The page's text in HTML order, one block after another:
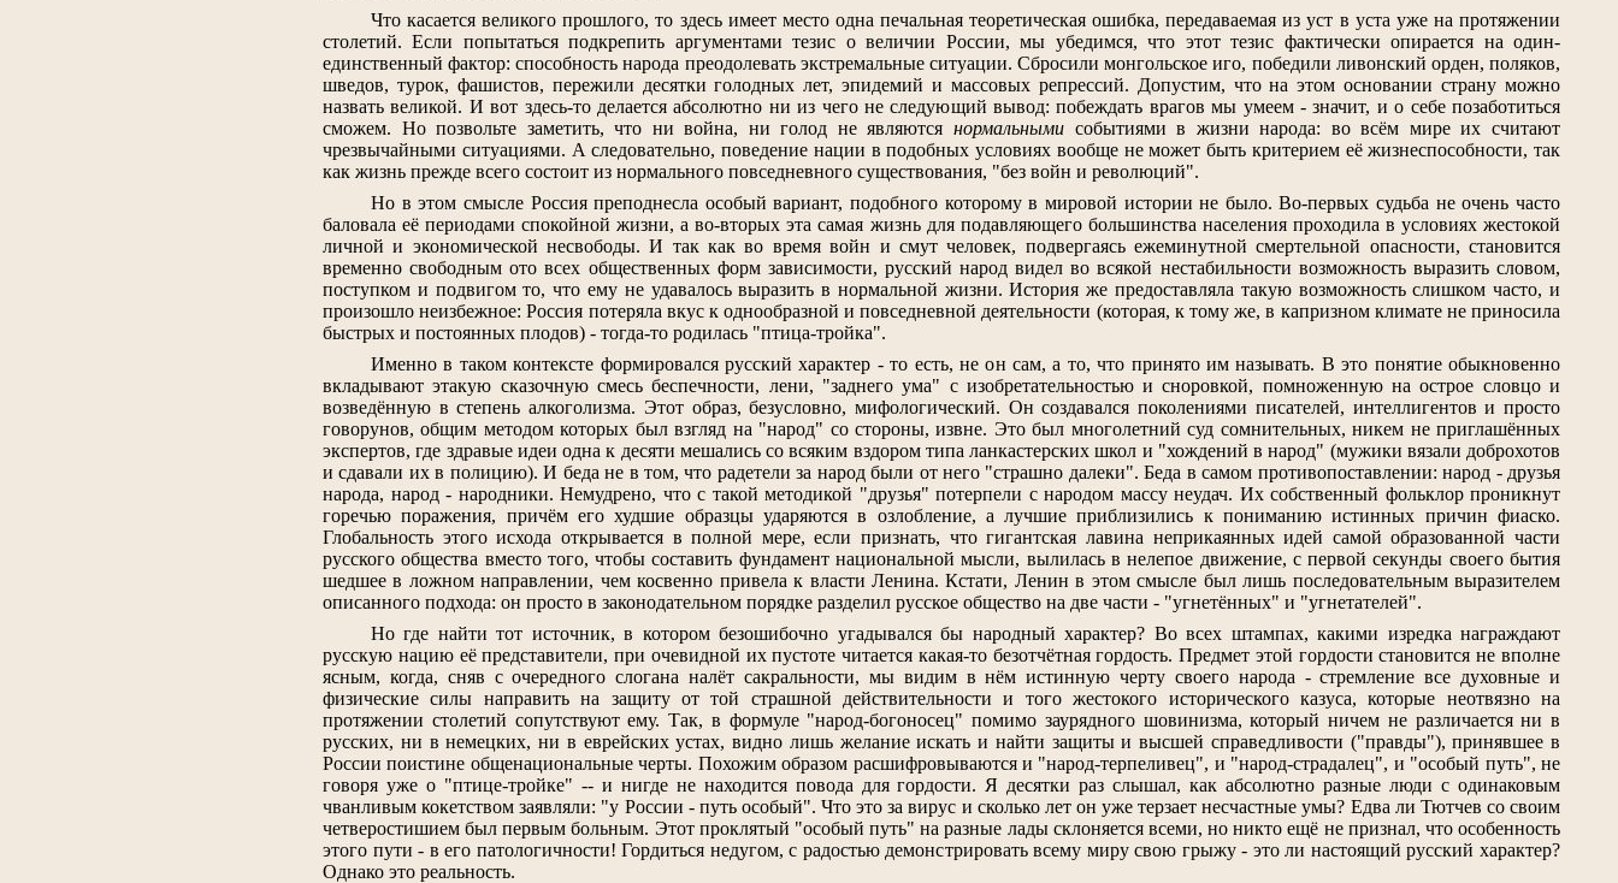
Что касается великого прошлого, то здесь имеет место одна печальная теоретическая ошибка, передаваемая из уст в уста уже на протяжении
столетий. Если попытаться подкрепить аргументами тезис о величии России, мы убедимся, что этот тезис фактически опирается на один-
единственный фактор: способность народа преодолевать экстремальные ситуации. Сбросили монгольское иго, победили ливонский орден, поляков,
шведов, турок, фашистов, пережили десятки голодных лет, эпидемий и массовых репрессий. Допустим, что на этом основании страну можно
назвать великой. И вот здесь-то делается абсолютно ни из чего не следующий вывод: побеждать врагов мы умеем - значит, и о себе позаботиться
сможем. Но позвольте заметить, что ни война, ни голод не являютсянормальными событиями в жизни народа: во всём мире их считают
чрезвычайными ситуациями. А следовательно, поведение нации в подобных условиях вообще не может быть критерием её жизнеспособности, так
как жизнь прежде всего состоит из нормального повседневного существования, "без войн и революций".
Но в этом смысле Россия преподнесла особый вариант, подобного которому в мировой истории не было. Во-первых судьба не очень часто
баловала её периодами спокойной жизни, а во-вторых эта самая жизнь для подавляющего большинства населения проходила в условиях жестокой
личной и экономической несвободы. И так как во время войн и смут человек, подвергаясь ежеминутной смертельной опасности, становится
временно свободным ото всех общественных форм зависимости, русский народ видел во всякой нестабильности возможность выразить словом,
поступком и подвигом то, что ему не удавалось выразить в нормальной жизни. История же предоставляла такую возможность слишком часто, и
произошло неизбежное: Россия потеряла вкус к однообразной и повседневной деятельности (которая, к тому же, в капризном климате не приносила
быстрых и постоянных плодов) - тогда-то родилась "птица-тройка".
Именно в таком контексте формировался русский характер - то есть, не он сам, а то, что принято им называть. В это понятие обыкновенно
вкладывают этакую сказочную смесь беспечности, лени, "заднего ума" с изобретательностью и сноровкой, помноженную на острое словцо и
возведённую в степень алкоголизма. Этот образ, безусловно, мифологический. Он создавался поколениями писателей, интеллигентов и просто
говорунов, общим методом которых был взгляд на "народ" со стороны, извне. Это был многолетний суд сомнительных, никем не приглашённых
экспертов, где здравые идеи одна к десяти мешались со всяким вздором типа ланкастерских школ и "хождений в народ" (мужики вязали доброхотов
и сдавали их в полицию). И беда не в том, что радетели за народ были от него "страшно далеки". Беда в самом противопоставлении: народ - друзья
народа, народ - народники. Немудрено, что с такой методикой "друзья" потерпели с народом массу неудач. Их собственный фольклор проникнут
горечью поражения, причём его худшие образцы ударяются в озлобление, а лучшие приблизились к пониманию истинных причин фиаско.
Глобальность этого исхода открывается в полной мере, если признать, что гигантская лавина неприкаянных идей самой образованной части
русского общества вместо того, чтобы составить фундамент национальной мысли, вылилась в нелепое движение, с первой секунды своего бытия
шедшее в ложном направлении, чем косвенно привела к власти Ленина. Кстати, Ленин в этом смысле был лишь последовательным выразителем
описанного подхода: он просто в законодательном порядке разделил русское общество на две части - "угнетённых" и "угнетателей".
Но где найти тот источник, в котором безошибочно угадывался бы народный характер? Во всех штампах, какими изредка награждают
русскую нацию её представители, при очевидной их пустоте читается какая-то безотчётная гордость. Предмет этой гордости становится не вполне
ясным, когда, сняв с очередного слогана налёт сакральности, мы видим в нём истинную черту своего народа - стремление все духовные и
физические силы направить на защиту от той страшной действительности и того жестокого исторического казуса, которые неотвязно на
протяжении столетий сопутствуют ему. Так, в формуле "народ-богоносец" помимо заурядного шовинизма, который ничем не различается ни в
русских, ни в немецких, ни в еврейских устах, видно лишь желание искать и найти защиты и высшей справедливости ("правды"), принявшее в
России поистине общенациональные черты. Похожим образом расшифровываются и "народ-терпеливец", и "народ-страдалец", и "особый путь", не
говоря уже о "птице-тройке" -- и нигде не находится повода для гордости. Я десятки раз слышал, как абсолютно разные люди с одинаковым
чванливым кокетством заявляли: "у России - путь особый". Что это за вирус и сколько лет он уже терзает несчастные умы? Едва ли Тютчев со своим
четверостишием был первым больным. Этот проклятый "особый путь" на разные лады склоняется всеми, но никто ещё не признал, что особенность
этого пути - в его патологичности! Гордиться недугом, с радостью демонстрировать всему миру свою грыжу - это ли настоящий русский характер?
Однако это реальность.